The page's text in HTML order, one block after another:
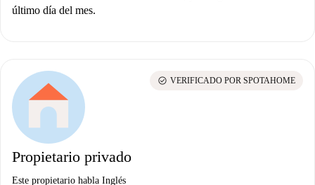
último día del mes.
Propietario privado
Este propietario habla Inglés
check_circle VERIFICADO POR SPOTAHOME